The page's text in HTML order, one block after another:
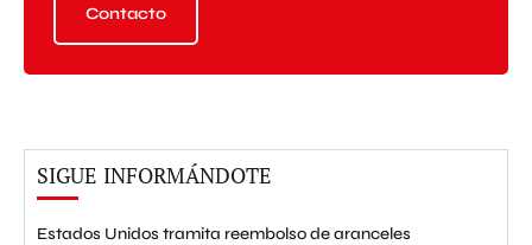
Contacto
SIGUE INFORMÁNDOTE
Estados Unidos tramita reembolso de aranceles